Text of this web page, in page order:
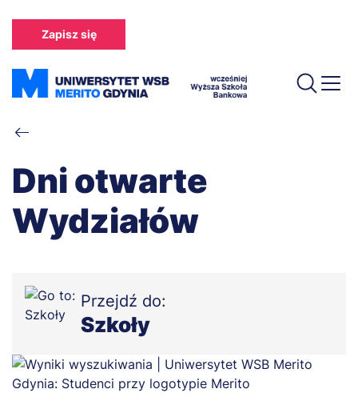
treści
Zapisz się
Ścieżka
nawigacyjna
Dni otwarte
Wydziałów
Przejdź do:
Szkoły